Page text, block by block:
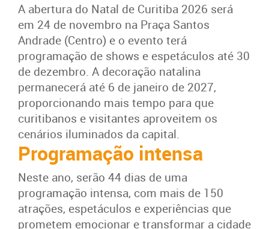
A abertura do Natal de Curitiba 2026 será
em 24 de novembro na Praça Santos
Andrade (Centro) e o evento terá
programação de shows e espetáculos até 30
de dezembro. A decoração natalina
permanecerá até 6 de janeiro de 2027,
proporcionando mais tempo para que
curitibanos e visitantes aproveitem os
cenários iluminados da capital.
Programação intensa
Neste ano, serão 44 dias de uma
programação intensa, com mais de 150
atrações, espetáculos e experiências que
prometem emocionar e transformar a cidade